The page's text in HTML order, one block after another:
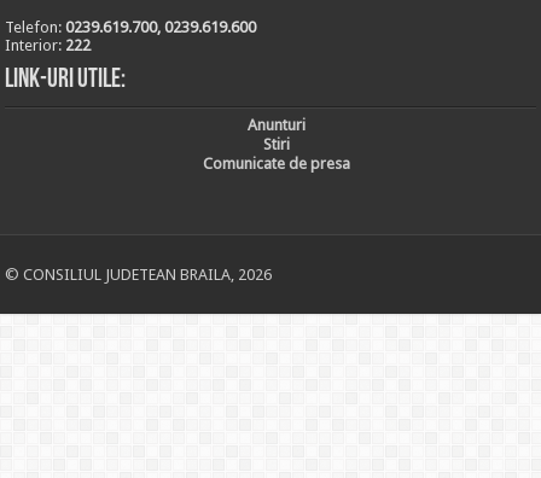
Telefon:0239.619.700, 0239.619.600
Interior: 222
Link-uri utile:
Anunturi
Stiri
Comunicate de presa
© CONSILIUL JUDETEAN BRAILA, 2026